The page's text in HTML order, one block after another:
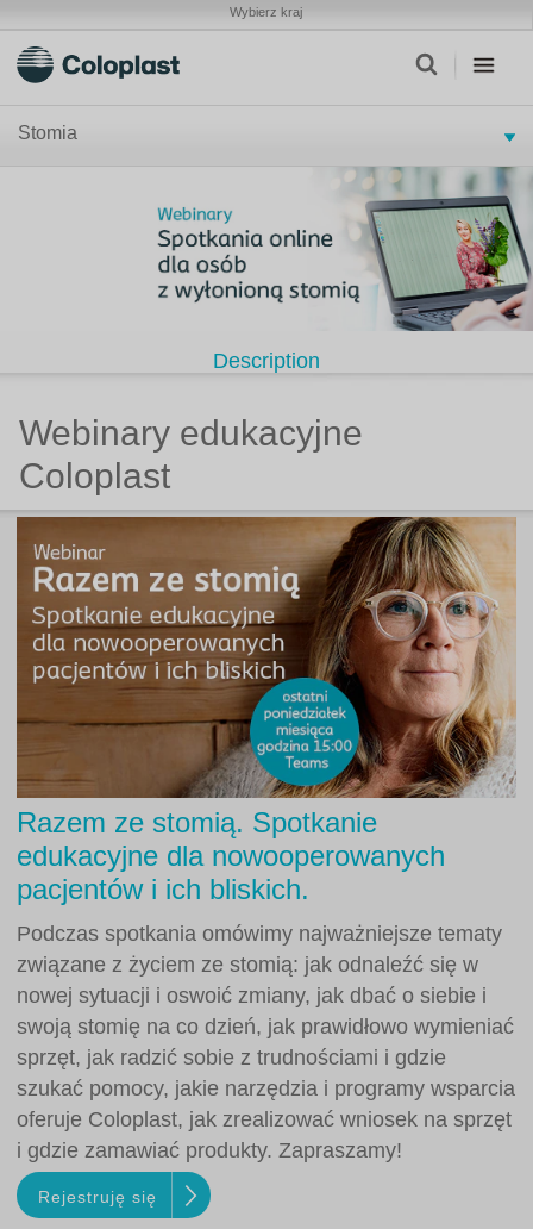
Wybierz kraj
Stomia
Description
Webinary edukacyjne
Coloplast
Razem ze stomią. Spotkanie
edukacyjne dla nowooperowanych
pacjentów i ich bliskich.
Podczas spotkania omówimy najważniejsze tematy
związane z życiem ze stomią: jak odnaleźć się w
nowej sytuacji i oswoić zmiany, jak dbać o siebie i
swoją stomię na co dzień, jak prawidłowo wymieniać
sprzęt, jak radzić sobie z trudnościami i gdzie
szukać pomocy, jakie narzędzia i programy wsparcia
oferuje Coloplast, jak zrealizować wniosek na sprzęt
i gdzie zamawiać produkty. Zapraszamy!
Rejestruję się